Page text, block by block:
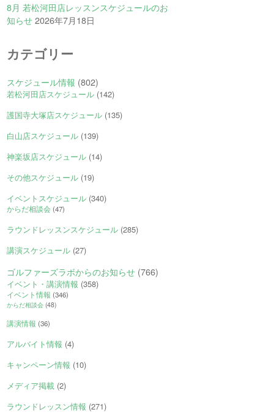
8月 若松河田店レッスンスケジュールのお
知らせ2026年7月18日
カテゴリー
スケジュール情報 (802)
若松河田店スケジュール (142)
護国寺大塚店スケジュール (135)
白山店スケジュール (139)
神楽坂店スケジュール (14)
その他スケジュール (19)
イベントスケジュール (340)
からだ相談会 (47)
ラウンドレッスンスケジュール (285)
講演スケジュール (27)
ゴルファーズラボからのお知らせ (766)
イベント・講演情報 (358)
イベント情報 (346)
からだ相談会 (48)
講演情報 (36)
アルバイト情報 (4)
キャンペーン情報 (10)
メディア掲載 (2)
ラウンドレッスン情報 (271)